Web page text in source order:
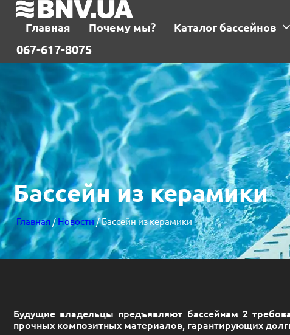
Главная Почему мы? Каталог бассейнов
067-617-8075
Бассейн из керамики
Главная / Новости/ Бассейн из керамики
Будущие владельцы предъявляют бассейнам 2
прочных композитных материалов, гарантирующих